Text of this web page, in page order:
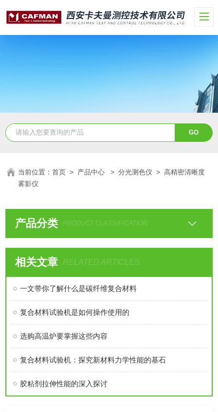
当前位置：首页 > 产品中心 >分光测色仪 >高精密清晰度
雾影仪
产品分类 PRODUCT CLASSIFICATION
相关文章 RELATED ARTICLES
一文带你了解什么是碳纤维复合材料
复合材料试验机是如何操作使用的
选购高温炉要掌握这些内容
复合材料试验机：探究新材料力学性能的基石
胶粘剂拉伸性能的深入探讨